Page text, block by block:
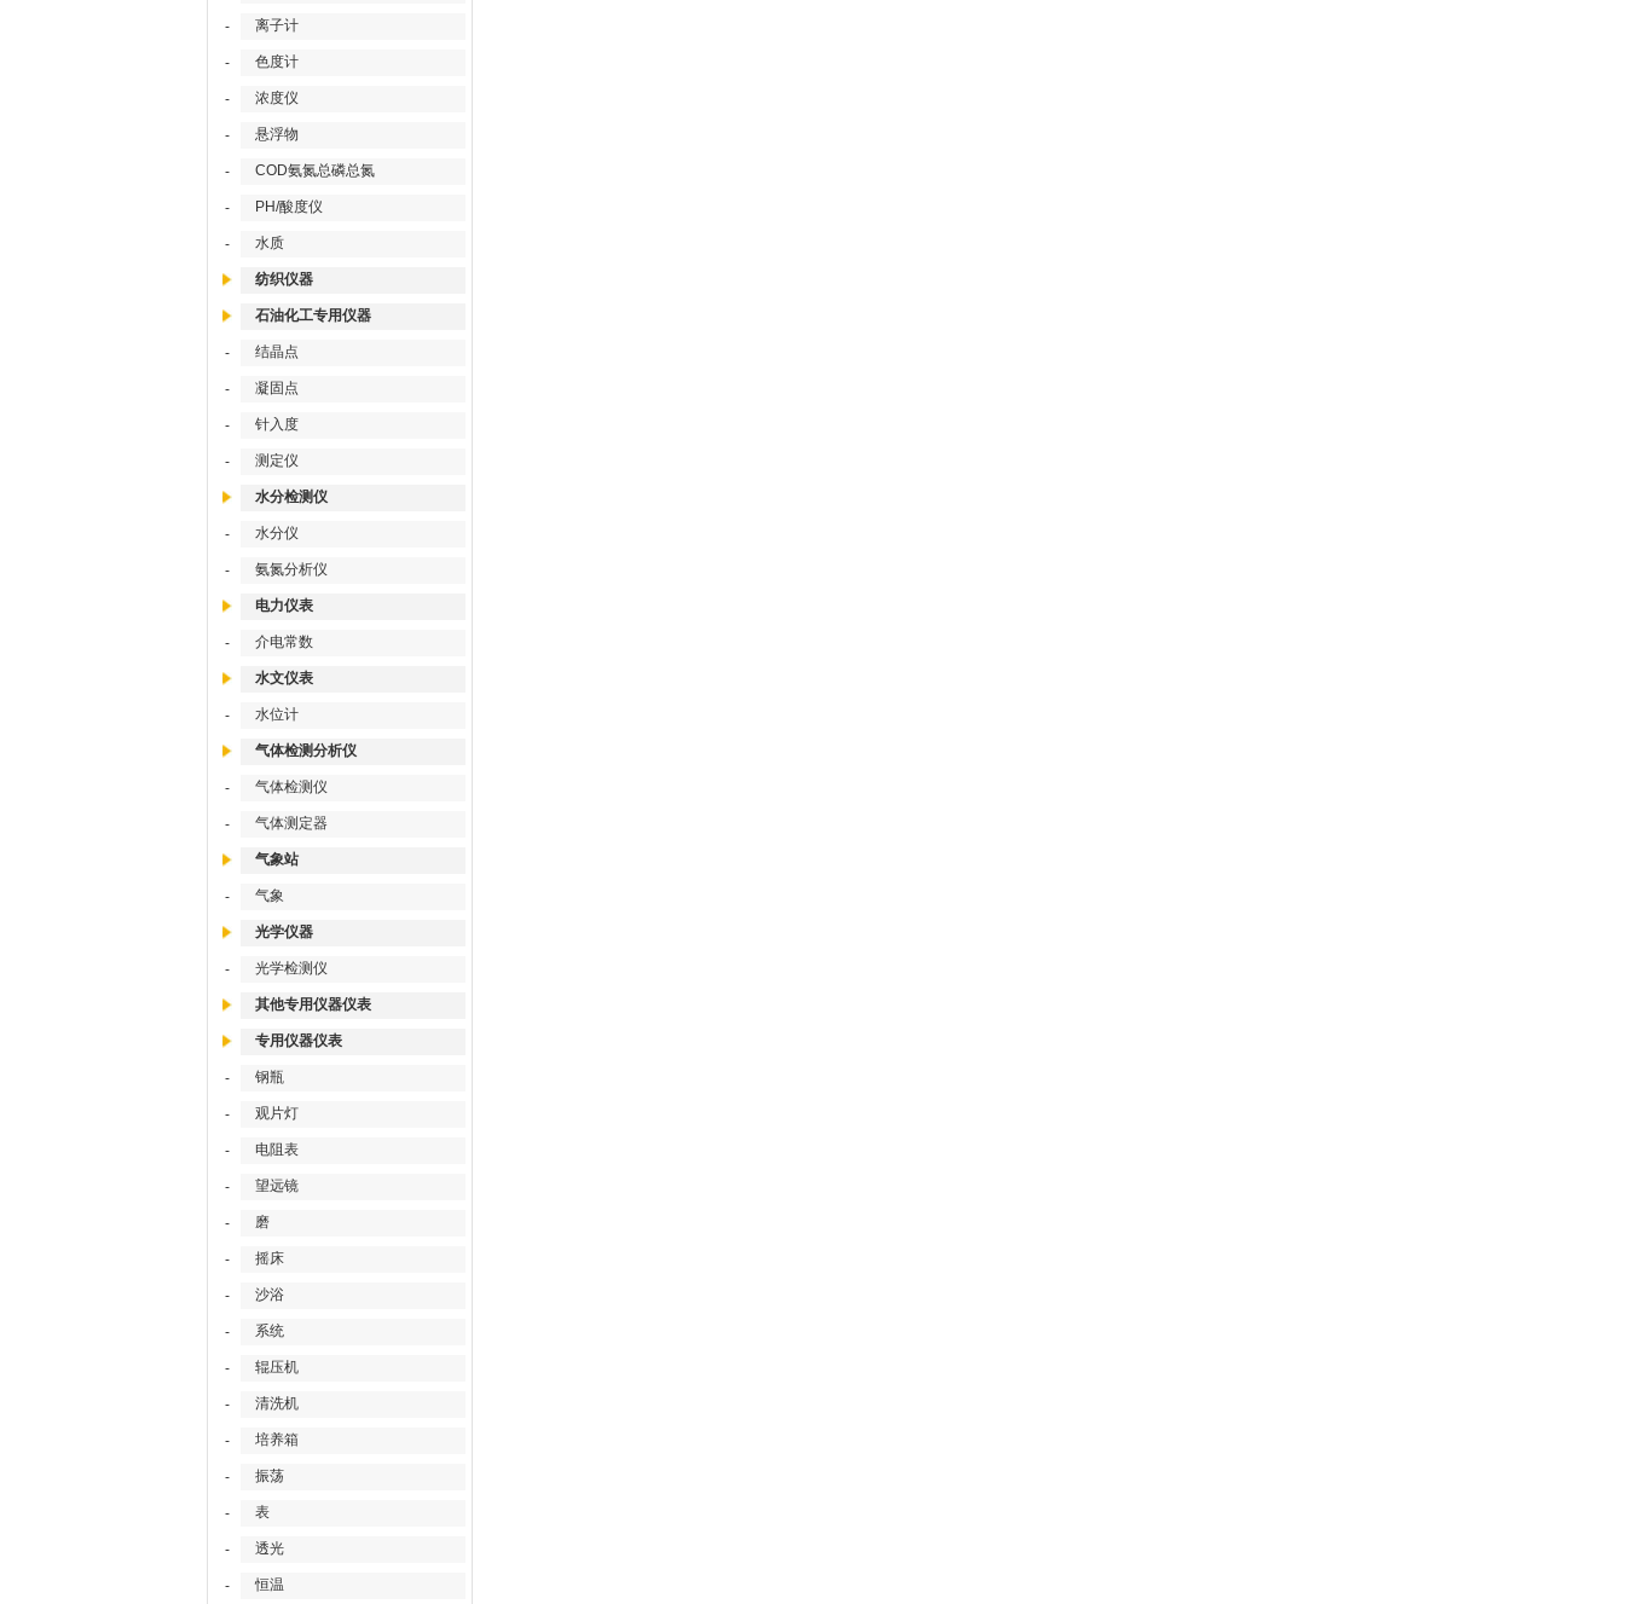
- 离子计
- 色度计
- 浓度仪
- 悬浮物
- COD氨氮总磷总氮
- PH/酸度仪
- 水质
纺织仪器
石油化工专用仪器
- 结晶点
- 凝固点
- 针入度
- 测定仪
水分检测仪
- 水分仪
- 氨氮分析仪
电力仪表
- 介电常数
水文仪表
- 水位计
气体检测分析仪
- 气体检测仪
- 气体测定器
气象站
- 气象
光学仪器
- 光学检测仪
其他专用仪器仪表
专用仪器仪表
- 钢瓶
- 观片灯
- 电阻表
- 望远镜
- 磨
- 摇床
- 沙浴
- 系统
- 辊压机
- 清洗机
- 培养箱
- 振荡
- 表
- 透光
- 恒温